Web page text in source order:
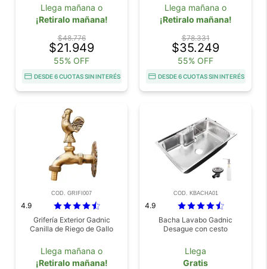
Llega mañana o
¡Retiralo mañana!
$48.776
$21.949
55% OFF
DESDE 6 CUOTAS SIN INTERÉS
Llega mañana o
¡Retiralo mañana!
$78.331
$35.249
55% OFF
DESDE 6 CUOTAS SIN INTERÉS
COD. GRIFI007
4.9
Grifería Exterior Gadnic
Canilla de Riego de Gallo
Llega mañana o
¡Retiralo mañana!
COD. KBACHA01
4.9
Bacha Lavabo Gadnic
Desague con cesto
Llega
Gratis